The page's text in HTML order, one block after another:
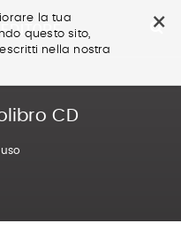
×
la tua
questo sito,
nella nostra
CD